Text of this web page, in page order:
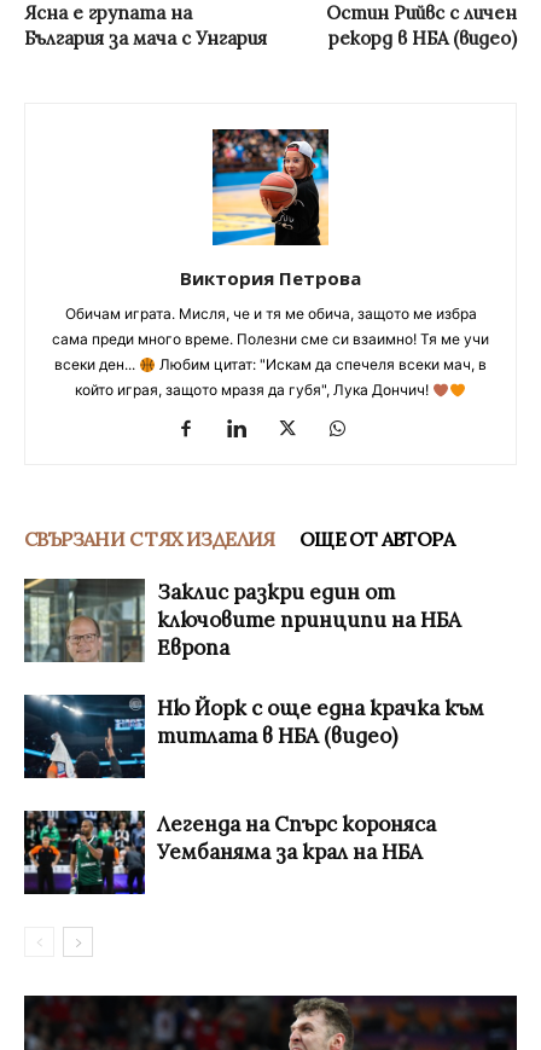
Ясна е групата на
България за мача с Унгария
Остин Рийвс с личен
рекорд в НБА (видео)
Виктория Петрова
Обичам играта. Мисля, че и тя ме обича, защото ме избра
сама преди много време. Полезни сме си взаимно! Тя ме учи
всеки ден...
Любим цитат: "Искам да спечеля всеки мач, в
който играя, защото мразя да губя", Лука Дончич!
СВЪРЗАНИ С ТЯХ ИЗДЕЛИЯ ОЩЕ ОТ АВТОРА
Заклис разкри един от
ключовите принципи на НБА
Европа
Ню Йорк с още една крачка към
титлата в НБА (видео)
Легенда на Спърс короняса
Уембаняма за крал на НБА